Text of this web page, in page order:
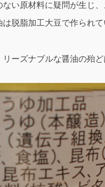
い原材料に疑問が生じ
脱脂加工大豆で作られて
ーズナブルな醤油の殆